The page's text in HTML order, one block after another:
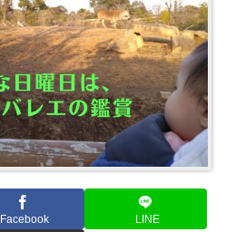
Facebook LINE